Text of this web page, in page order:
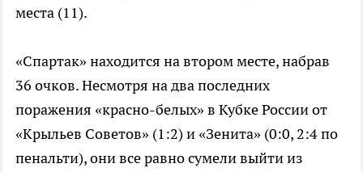
места (11).
«Спартак» находится на втором месте, набрав
36 очков. Несмотря на два последних
поражения «красно-белых» в Кубке России от
«Крыльев Советов» (1:2) и «Зенита» (0:0, 2:4 по
пенальти), они все равно сумели выйти из